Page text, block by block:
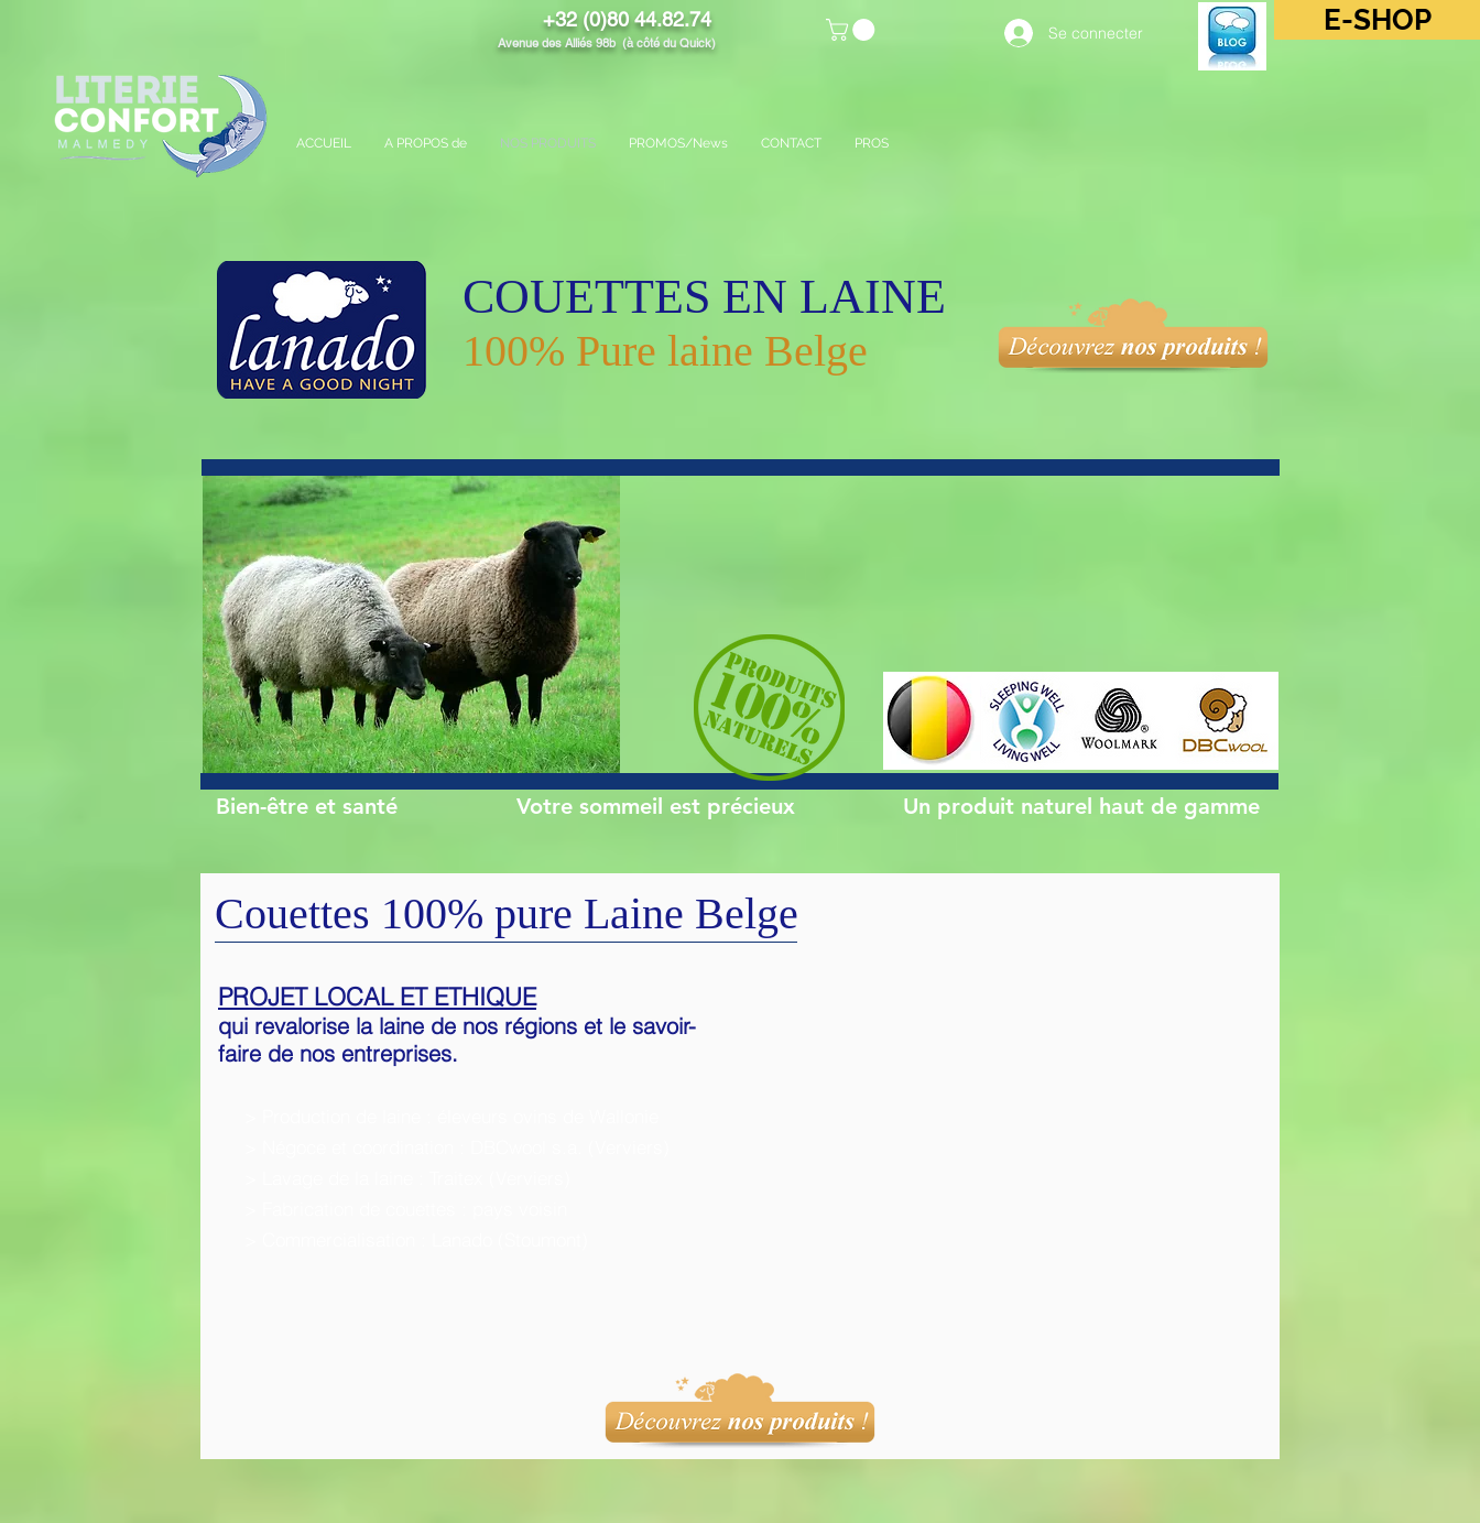
E-SHOP
+32 (0)80 44.82.74
Avenue des Alliés 98b (à côté du Quick)
Se connecter
ACCUEIL A PROPOS de NOS PRODUITS PROMOS/News CONTACT PROS
COUETTES EN LAINE
100% Pure laine Belge
Bien-être et santé Votre sommeil est précieux Un produit naturel haut de gamme
Couettes 100% pure Laine Belge
PROJET LOCAL ET ETHIQUE
qui revalorise la laine de nos régions et le savoir-
faire de nos entreprises.